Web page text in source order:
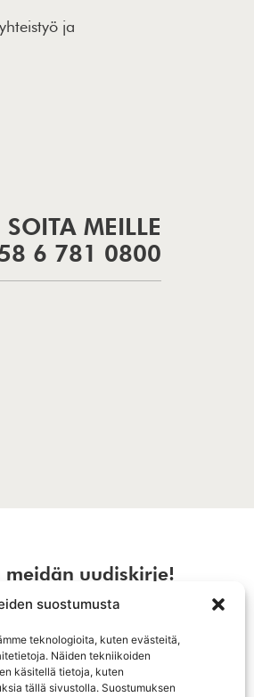
suostumusta
teknologioita, kuten evästeitä,
Näiden tekniikoiden
käsitellä tietoja, kuten
tällä sivustolla. Suostumuksen
ja
SOITA MEILLE
6 781 0800
meidän uudiskirje!
TILAA